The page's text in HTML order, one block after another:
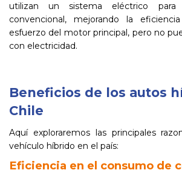
utilizan un sistema eléctrico
convencional, mejorando la
esfuerzo del motor principal, pero no
con electricidad.
Beneficios de los autos
Chile
Aquí exploraremos las principales
vehículo híbrido en el país:
Eficiencia en el consumo de